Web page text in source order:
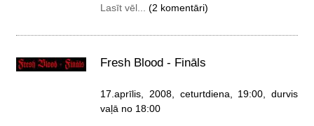
Lasīt vēl... (2 komentāri)
Fresh Blood - Fināls
17.aprīlis, 2008, ceturtdiena , 19:00, durvis
vaļā no 18:00